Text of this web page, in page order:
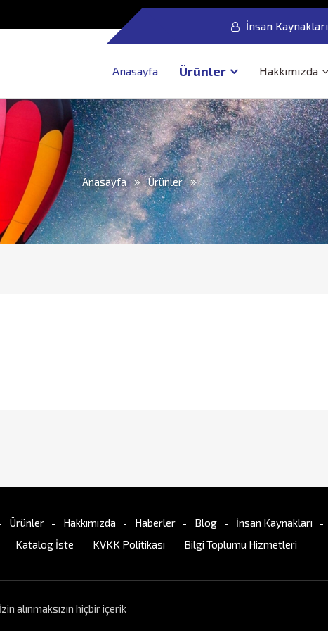
İnsan Kaynakları
Anasayfa Ürünler Hakkımızda
Anasayfa Ürünler
Ürünler Hakkımızda Haberler Blog İnsan Kaynakları
Katalog İste
KVKK Politikası Bilgi Toplumu Hizmetleri
alınmaksızın hiçbir içerik